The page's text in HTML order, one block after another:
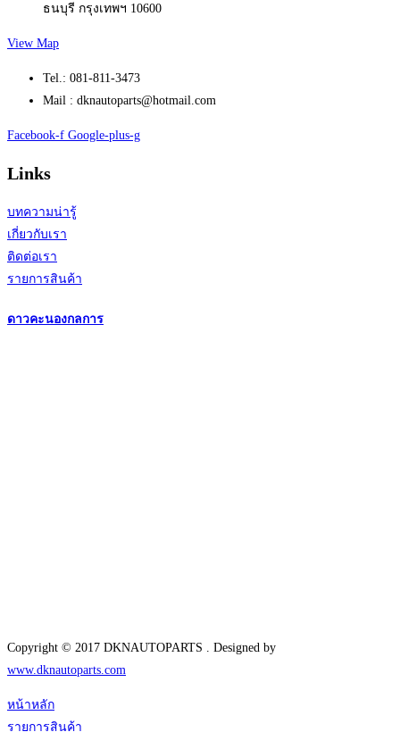
ธนบุรี กรุงเทพฯ 10600
View Map
Tel.: 081-811-3473
Mail : dknautoparts@hotmail.com
Facebook-f Google-plus-g
Links
บทความน่ารู้
เกี่ยวกับเรา
ติดต่อเรา
รายการสินค้า
ดาวคะนองกลการ
Copyright © 2017 DKNAUTOPARTS . Designed by
www.dknautoparts.com
หน้าหลัก
รายการสินค้า